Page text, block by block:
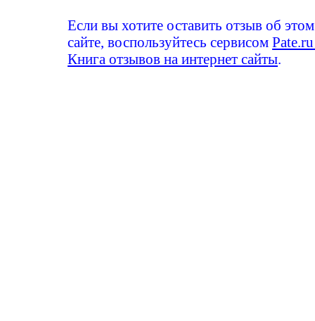
Если вы хотите оставить отзыв об этом
сайте, воспользуйтесь сервисом
Книга отзывов на интернет сайты